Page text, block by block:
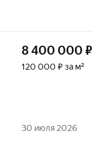
8 400 000 ₽
120 000 ₽ за м²
30 июля 2026